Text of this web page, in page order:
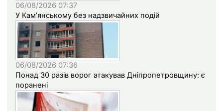
06/08/2026 07:37
У Кам’янському без надзвичайних подій
06/08/2026 07:36
Понад 30 разів ворог атакував Дніпропетровщину: є
поранені